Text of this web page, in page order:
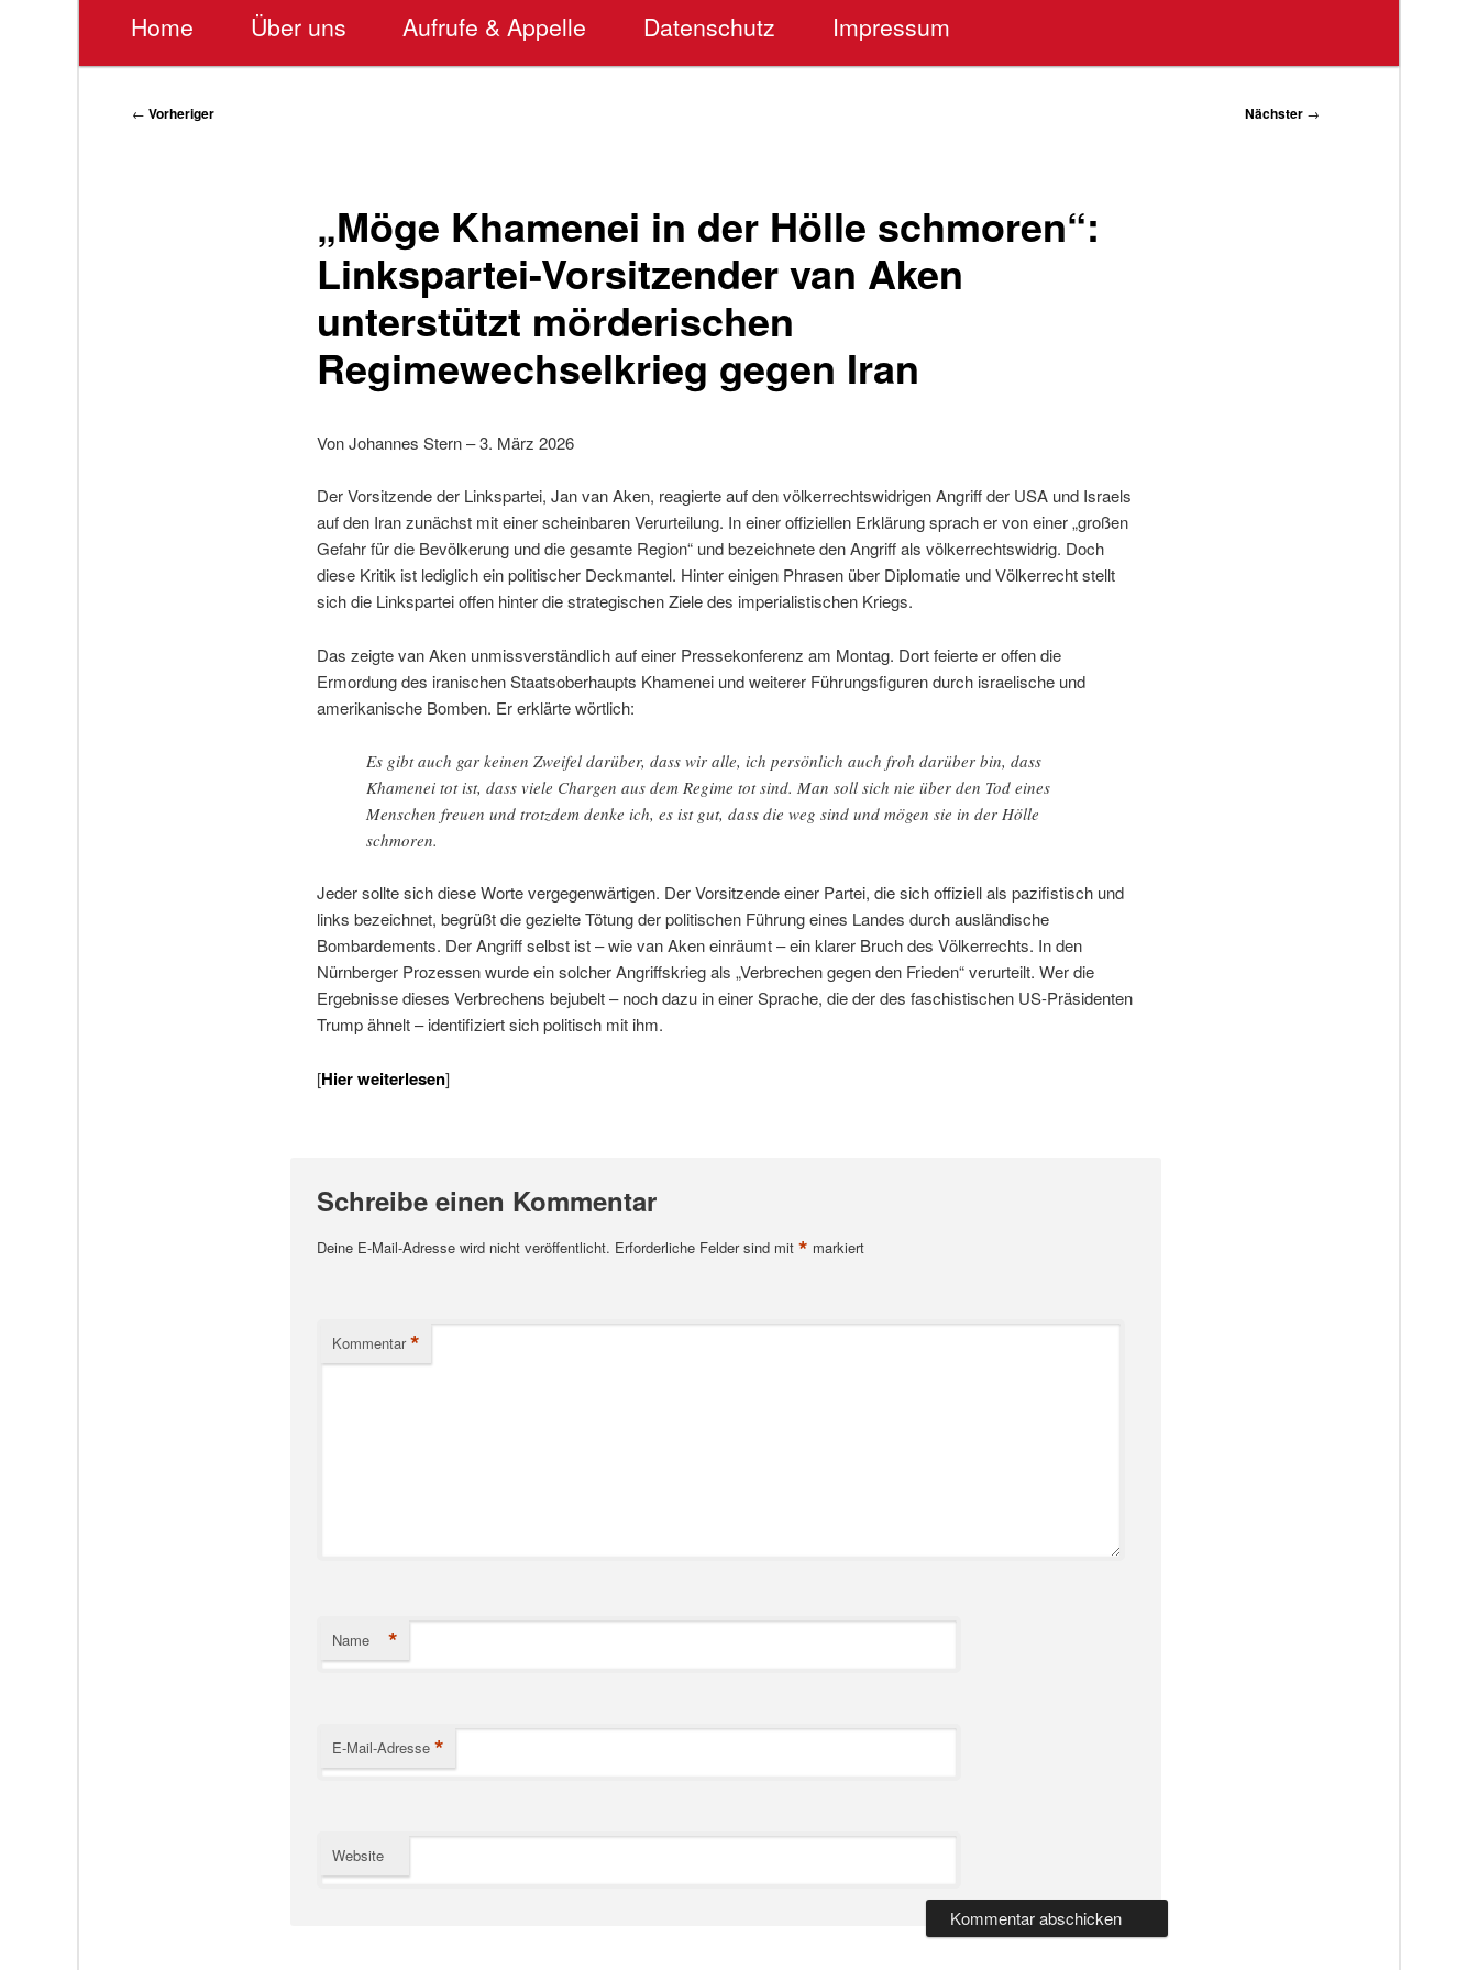
Home Über uns Aufrufe & Appelle Datenschutz Impressum
Beitragsnavigation
← Vorheriger Nächster →
„Möge Khamenei in der Hölle schmoren“:
Linkspartei-Vorsitzender van Aken
unterstützt mörderischen
Regimewechselkrieg gegen Iran
Von Johannes Stern – 3. März 2026
Der Vorsitzende der Linkspartei, Jan van Aken, reagierte auf den völkerrechtswidrigen Angriff der USA und Israels
auf den Iran zunächst mit einer scheinbaren Verurteilung. In einer offiziellen Erklärung sprach er von einer „großen
Gefahr für die Bevölkerung und die gesamte Region“ und bezeichnete den Angriff als völkerrechtswidrig. Doch
diese Kritik ist lediglich ein politischer Deckmantel. Hinter einigen Phrasen über Diplomatie und Völkerrecht stellt
sich die Linkspartei offen hinter die strategischen Ziele des imperialistischen Kriegs.
Das zeigte van Aken unmissverständlich auf einer Pressekonferenz am Montag. Dort feierte er offen die
Ermordung des iranischen Staatsoberhaupts Khamenei und weiterer Führungsfiguren durch israelische und
amerikanische Bomben. Er erklärte wörtlich:
Es gibt auch gar keinen Zweifel darüber, dass wir alle, ich persönlich auch froh darüber bin, dass
Khamenei tot ist, dass viele Chargen aus dem Regime tot sind. Man soll sich nie über den Tod eines
Menschen freuen und trotzdem denke ich, es ist gut, dass die weg sind und mögen sie in der Hölle
schmoren.
Jeder sollte sich diese Worte vergegenwärtigen. Der Vorsitzende einer Partei, die sich offiziell als pazifistisch und
links bezeichnet, begrüßt die gezielte Tötung der politischen Führung eines Landes durch ausländische
Bombardements. Der Angriff selbst ist – wie van Aken einräumt – ein klarer Bruch des Völkerrechts. In den
Nürnberger Prozessen wurde ein solcher Angriffskrieg als „Verbrechen gegen den Frieden“ verurteilt. Wer die
Ergebnisse dieses Verbrechens bejubelt – noch dazu in einer Sprache, die der des faschistischen US-Präsidenten
Trump ähnelt – identifiziert sich politisch mit ihm.
[Hier weiterlesen]
Schreibe einen Kommentar
Deine E-Mail-Adresse wird nicht veröffentlicht. Erforderliche Felder sind mit * markiert
Kommentar *
Name *
E-Mail-Adresse *
Website